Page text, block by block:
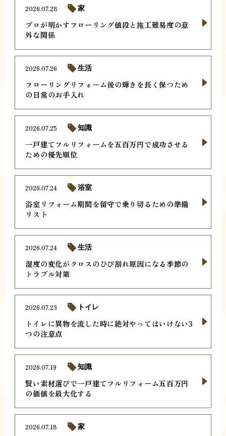
プロが明かすフローリング値段と施工難易度の意
外な関係
2026.07.28 家
フローリングリフォーム後の輝きを長く保つため
の日常のお手入れ
2026.07.26 生活
一戸建てフルリフォームを五百万円で成功させる
ための優先順位
2026.07.25 知識
浴室リフォーム期間を留守で乗り切るための準備
リスト
2026.07.24 浴室
湿度の変化がクロスのひび割れ原因になる季節の
トラブル対策
2026.07.24 生活
トイレに異物を流した時に絶対やってはいけない3
つの注意点
2026.07.23 トイレ
賢い素材選びで一戸建てフルリフォーム五百万円
の価値を最大化する
2026.07.19 知識
2026.07.18 家